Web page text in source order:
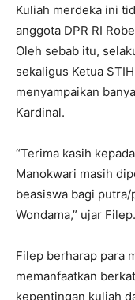
Kuliah merdeka ini
anggota DPR RI
Oleh sebab itu,
sekaligus Ketua
menyampaikan
Kardinal.
“Terima kasih
Manokwari masih
beasiswa bagi
Wondama,” ujar Filep.
Filep berharap para
memanfaatkan
kepentingan kuliah